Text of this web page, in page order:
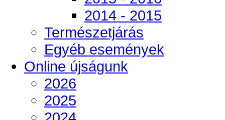
2014 - 2015
Természetjárás
Egyéb események
Online újságunk
2026
2025